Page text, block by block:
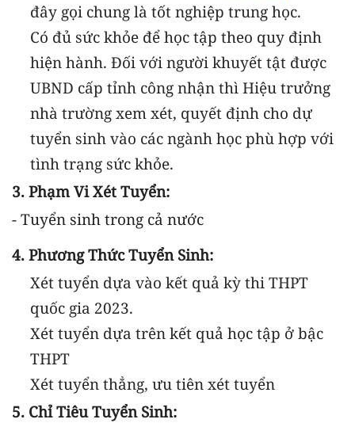
đây gọi chung là tốt nghiệp trung học.
Có đủ sức khỏe để học tập theo quy định
hiện hành. Đối với người khuyết tật được
UBND cấp tỉnh công nhận thì Hiệu trưởng
nhà trường xem xét, quyết định cho dự
tuyển sinh vào các ngành học phù hợp với
tình trạng sức khỏe.
3. Phạm Vi Xét Tuyển:
- Tuyển sinh trong cả nước
4. Phương Thức Tuyển Sinh:
Xét tuyển dựa vào kết quả kỳ thi THPT
quốc gia 2023.
Xét tuyển dựa trên kết quả học tập ở bậc
THPT
Xét tuyển thẳng, ưu tiên xét tuyển
5. Chỉ Tiêu Tuyển Sinh: